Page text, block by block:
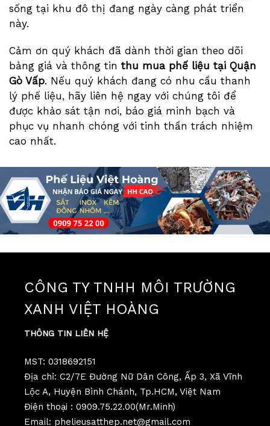
sống tại khu đô thị đang ngày càng phát triển
này.
Cảm ơn quý khách đã dành thời gian theo dõi
bảng giá và thông tin thu mua phế liệu tại Quận
Gò Vấp. Nếu quý khách đang có nhu cầu thanh
lý phế liệu, hãy liên hệ ngay với chúng tôi để
được khảo sát tận nơi, báo giá minh bạch và
phục vụ nhanh chóng với tinh thần trách nhiệm
cao nhất.
CÔNG TY TNHH MÔI TRƯỜNG
XANH VIỆT HOÀNG
THÔNG TIN LIÊN HỆ
MST: 0318692151
Địa chỉ: C2/7E Đường Nữ Dân Công, Ấp 3, Xã Vĩnh
Lộc A, Huyện Bình Chánh, Tp.HCM, Việt Nam
Điện thoại : 0909.75.22.00(Mr.Minh)
Email: phelieusatthep.net@gmail.com